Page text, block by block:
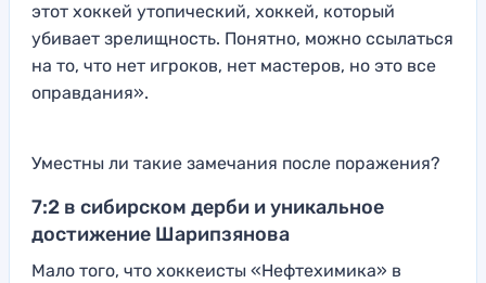
этот хоккей утопический, хоккей, который
убивает зрелищность. Понятно, можно ссылаться
на то, что нет игроков, нет мастеров, но это все
оправдания».
Уместны ли такие замечания после поражения?
7:2 в сибирском дерби и уникальное
достижение Шарипзянова
Мало того, что хоккеисты «Нефтехимика» в